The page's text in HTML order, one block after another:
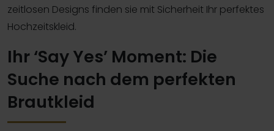
zeitlosen Designs finden sie mit Sicherheit Ihr perfektes
Hochzeitskleid.
Ihr ‘Say Yes’ Moment: Die
Suche nach dem perfekten
Brautkleid